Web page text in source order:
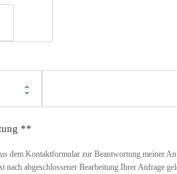
**
dem Kontaktformular zur Beantwortung meiner
nach abgeschlossener Bearbeitung Ihrer Anfrage